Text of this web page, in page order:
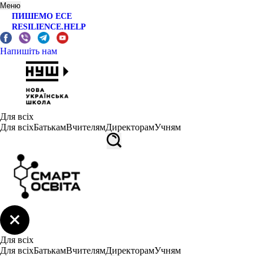
Меню
ПИШЕМО ЕСЕ
RESILIENCE.HELP
Напишіть нам
Для всіх
Для всіхБатькамВчителямДиректорамУчням
Для всіх
Для всіхБатькамВчителямДиректорамУчням